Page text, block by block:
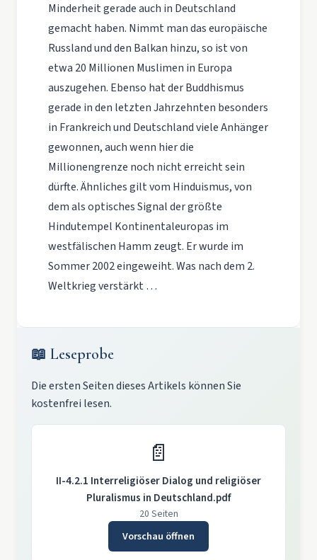
Minderheit gerade auch in Deutschland
gemacht haben. Nimmt man das europäische
Russland und den Balkan hinzu, so ist von
etwa 20 Millionen Muslimen in Europa
auszugehen. Ebenso hat der Buddhismus
gerade in den letzten Jahrzehnten besonders
in Frankreich und Deutschland viele Anhänger
gewonnen, auch wenn hier die
Millionengrenze noch nicht erreicht sein
dürfte. Ähnliches gilt vom Hinduismus, von
dem als optisches Signal der größte
Hindutempel Kontinentaleuropas im
westfälischen Hamm zeugt. Er wurde im
Sommer 2002 eingeweiht. Was nach dem 2.
Weltkrieg verstärkt …
📖 Leseprobe
Die ersten Seiten dieses Artikels können Sie
kostenfrei lesen.
📄
II-4.2.1 Interreligiöser Dialog und religiöser
Pluralismus in Deutschland.pdf
20 Seiten
Vorschau öffnen